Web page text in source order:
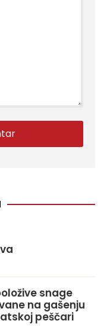
snage
na gašenju
peščari